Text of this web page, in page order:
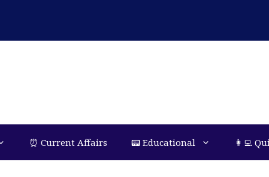
⏰ Current Affairs 📟 Educational 👩‍💻